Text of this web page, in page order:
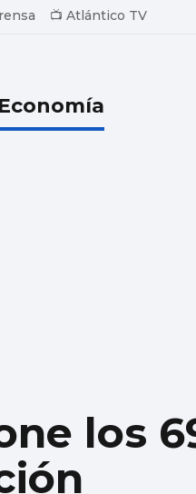
📺 Atlántico TV
Economía
los